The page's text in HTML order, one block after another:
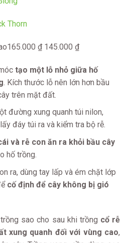
Thorn
165.000 ₫ 145.000 ₫
tạo một lỗ nhỏ giữa hố
. Kích thước lỗ nên lớn hơn bầu
trên mặt đất.
đường xung quanh túi nilon,
đáy túi ra và kiểm tra bộ rễ.
và rễ con ăn ra khỏi bầu cây
hố trồng.
ra, dùng tay lấp và ém chặt lớp
cố định để cây không bị gió
sao cho sau khi trồng cổ rễ
xung quanh đối với vùng cao,